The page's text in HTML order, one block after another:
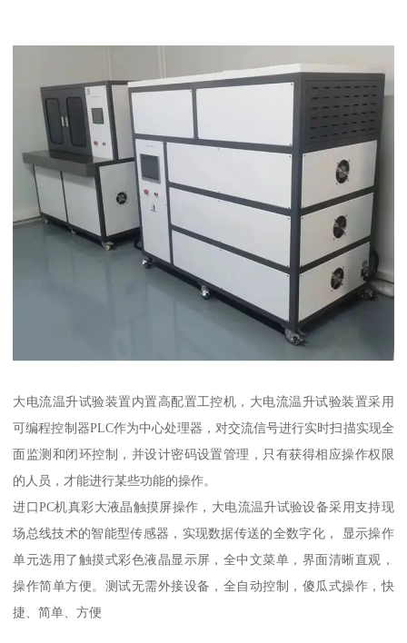
大电流温升试验装置内置高配置工控机，大电流温升试验装置采用
可编程控制器PLC作为中心处理器，对交流信号进行实时扫描实现全
面监测和闭环控制，并设计密码设置管理，只有获得相应操作权限
的人员，才能进行某些功能的操作。
进口PC机真彩大液晶触摸屏操作，大电流温升试验设备采用支持现
场总线技术的智能型传感器，实现数据传送的全数字化， 显示操作
单元选用了触摸式彩色液晶显示屏，全中文菜单，界面清晰直观，
操作简单方便。测试无需外接设备，全自动控制，傻瓜式操作，快
捷、简单、方便